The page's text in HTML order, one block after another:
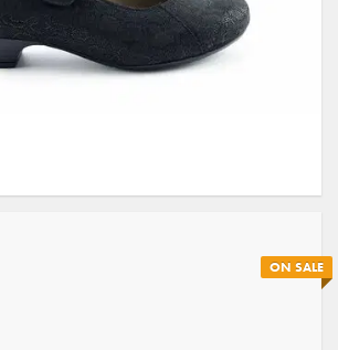
ON SALE